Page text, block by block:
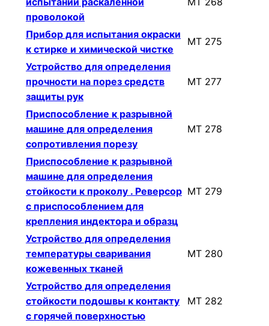
проволокой
Прибор для испытания окраски
к стирке и химической чистке
МТ 275
Устройство для определения
прочности на порез средств
защиты рук
МТ 277
Приспособление к разрывной
машине для определения
сопротивления порезу
МТ 278
Приспособление к разрывной
машине для определения
стойкости к проколу . Реверсор
с приспособлением для
крепления индектора и образц
МТ 279
Устройство для определения
температуры сваривания
кожевенных тканей
МТ 280
Устройство для определения
стойкости подошвы к контакту
с горячей поверхностью
МТ 282